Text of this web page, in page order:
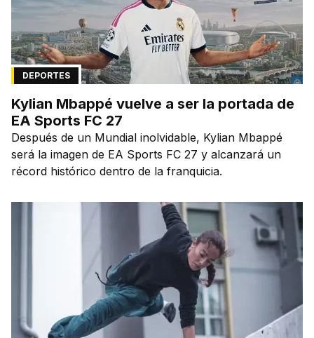
DEPORTES
Kylian Mbappé vuelve a ser la portada de
EA Sports FC 27
Después de un Mundial inolvidable, Kylian Mbappé
será la imagen de EA Sports FC 27 y alcanzará un
récord histórico dentro de la franquicia.